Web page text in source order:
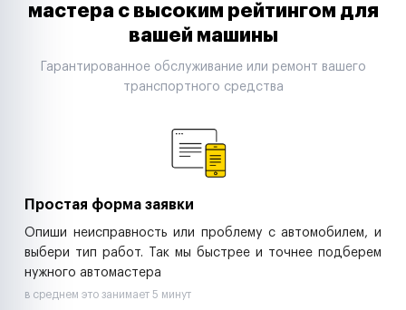
Автодилеры
Строительные компании
Аренда спецтехники
мастера с высоким рейтингом для
вашей машины
Гарантированное обслуживание или ремонт вашего
транспортного средства
Простая форма заявки
Опиши неисправность или проблему с автомобилем, и
выбери тип работ. Так мы быстрее и точнее подберем
нужного автомастера
в среднем это занимает 5 минут